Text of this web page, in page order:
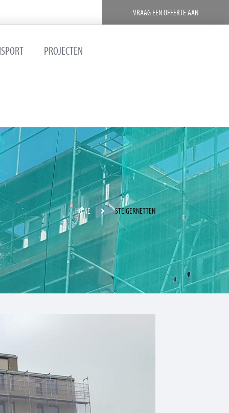
VRAAG EEN OFFERTE AAN
PROJECTEN
HOME STEIGERNETTEN